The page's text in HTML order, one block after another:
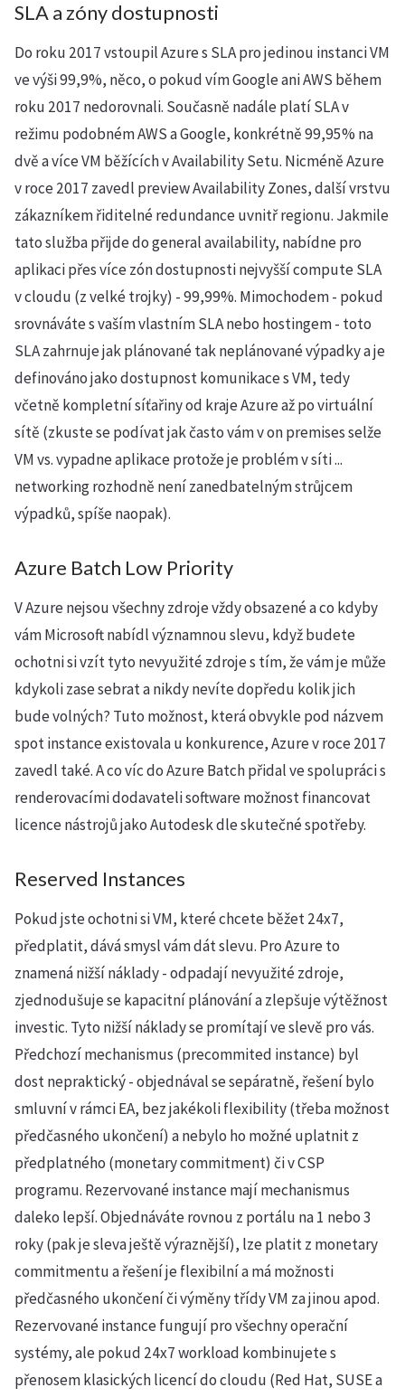
SLA a zóny dostupnosti
Do roku 2017 vstoupil Azure s SLA pro jedinou instanci VM
ve výši 99,9%, něco, o pokud vím Google ani AWS během
roku 2017 nedorovnali. Současně nadále platí SLA v
režimu podobném AWS a Google, konkrétně 99,95% na
dvě a více VM běžících v Availability Setu. Nicméně Azure
v roce 2017 zavedl preview Availability Zones, další vrstvu
zákazníkem řiditelné redundance uvnitř regionu. Jakmile
tato služba přijde do general availability, nabídne pro
aplikaci přes více zón dostupnosti nejvyšší compute SLA
v cloudu (z velké trojky) - 99,99%. Mimochodem - pokud
srovnáváte s vaším vlastním SLA nebo hostingem - toto
SLA zahrnuje jak plánované tak neplánované výpadky a je
definováno jako dostupnost komunikace s VM, tedy
včetně kompletní síťařiny od kraje Azure až po virtuální
sítě (zkuste se podívat jak často vám v on premises selže
VM vs. vypadne aplikace protože je problém v síti ...
networking rozhodně není zanedbatelným strůjcem
výpadků, spíše naopak).
Azure Batch Low Priority
V Azure nejsou všechny zdroje vždy obsazené a co kdyby
vám Microsoft nabídl významnou slevu, když budete
ochotni si vzít tyto nevyužité zdroje s tím, že vám je může
kdykoli zase sebrat a nikdy nevíte dopředu kolik jich
bude volných? Tuto možnost, která obvykle pod názvem
spot instance existovala u konkurence, Azure v roce 2017
zavedl také. A co víc do Azure Batch přidal ve spolupráci s
renderovacími dodavateli software možnost financovat
licence nástrojů jako Autodesk dle skutečné spotřeby.
Reserved Instances
Pokud jste ochotni si VM, které chcete běžet 24x7,
předplatit, dává smysl vám dát slevu. Pro Azure to
znamená nižší náklady - odpadají nevyužité zdroje,
zjednodušuje se kapacitní plánování a zlepšuje výtěžnost
investic. Tyto nižší náklady se promítají ve slevě pro vás.
Předchozí mechanismus (precommited instance) byl
dost nepraktický - objednával se sepáratně, řešení bylo
smluvní v rámci EA, bez jakékoli flexibility (třeba možnost
předčasného ukončení) a nebylo ho možné uplatnit z
předplatného (monetary commitment) či v CSP
programu. Rezervované instance mají mechanismus
daleko lepší. Objednáváte rovnou z portálu na 1 nebo 3
roky (pak je sleva ještě výraznější), lze platit z monetary
commitmentu a řešení je flexibilní a má možnosti
předčasného ukončení či výměny třídy VM za jinou apod.
Rezervované instance fungují pro všechny operační
systémy, ale pokud 24x7 workload kombinujete s
přenosem klasických licencí do cloudu (Red Hat, SUSE a